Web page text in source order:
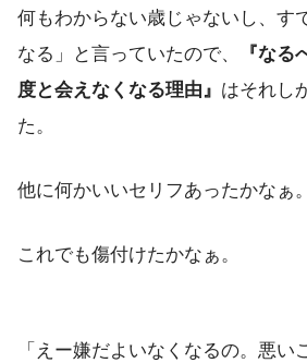
何もわからない歳じゃないし、す
なる」と言っていたので、
『な
度と会えなくなる理由』 はそれし
た。
他に何かいいセリフあったかなぁ。
これでも傷付けたかなぁ。
「えー嫌だよいなくなるの。悪い